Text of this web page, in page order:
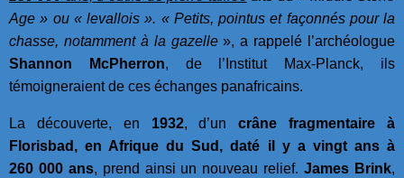
Age » ou « levallois ». « Petits, pointus et façonnés pour la
chasse, notamment à la gazelle», a rappelé l’archéologue
Shannon McPherron, de l’Institut Max-Planck, ils
témoigneraient de ces échanges panafricains.
La découverte, en 1932, d’un crâne fragmentaire à
Florisbad, en Afrique du Sud, daté il y a vingt ans à
260 000 ans, prend ainsi un nouveau relief.James Brink,